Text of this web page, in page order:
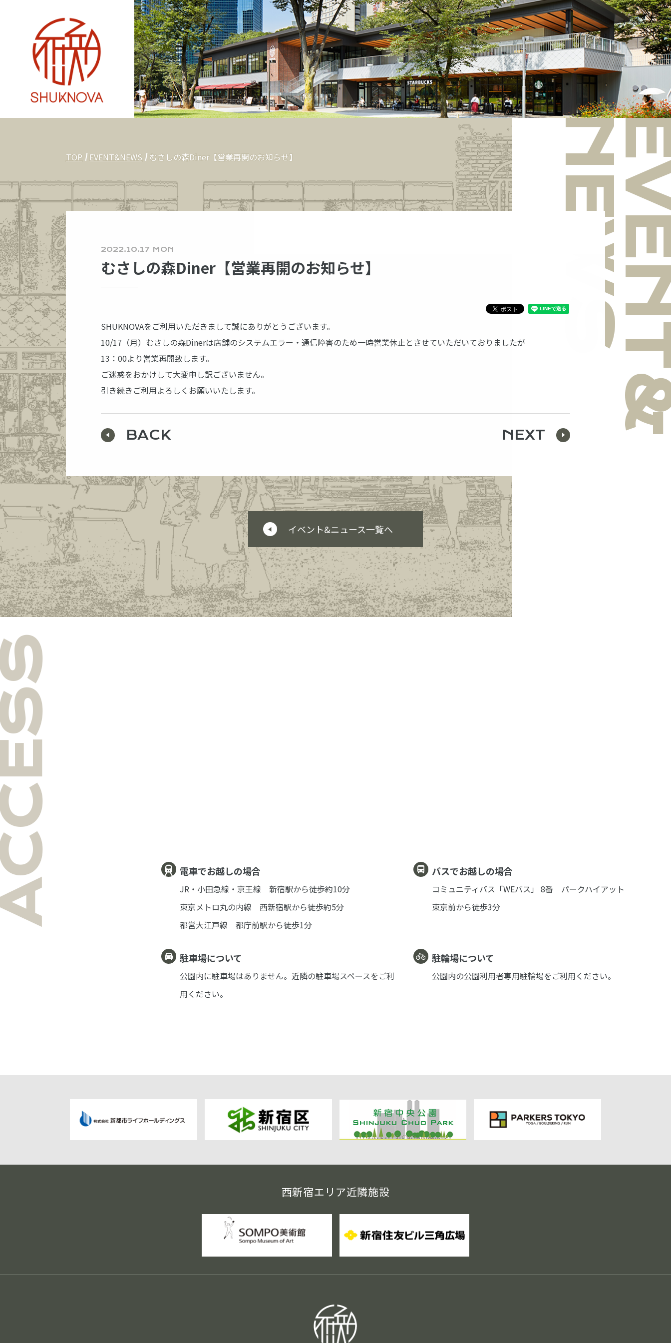
HOME EVENT&NEWS FLOOR GUIDE SHOP ABOUT ACCESS
NEWS
TOP EVENT&NEWS むさしの森Diner【営業再開のお知らせ】
2022.10.17 MON
むさしの森Diner【営業再開のお知らせ】
SHUKNOVAをご利用いただきまして誠にありがとうございます。
10/17（月）むさしの森Dinerは店舗のシステムエラー・通信障害のため一時営業休止とさせていただいておりましたが
13：00より営業再開致します。
ご迷惑をおかけして大変申し訳ございません。
引き続きご利用よろしくお願いいたします。
BACK NEXT
イベント&ニュース一覧へ
電車でお越しの場合
JR・小田急線・京王線 新宿駅から徒歩約10分
東京メトロ丸の内線 西新宿駅から徒歩約5分
都営大江戸線 都庁前駅から徒歩1分
バスでお越しの場合
コミュニティバス「WEバス」 8番 パークハイアット
東京前から徒歩3分
駐車場について
公園内に駐車場はありません。 近隣の駐車場スペースをご利
用ください。
駐輪場について
公園内の公園利用者専用駐輪場をご利用ください。
西新宿エリア近隣施設